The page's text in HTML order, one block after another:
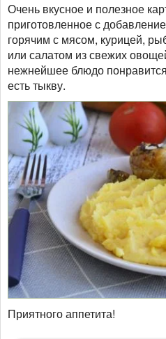
Очень вкусное и полезное
приготовленное с
горячим с мясом, курицей,
или салатом из свежих
нежнейшее блюдо
есть тыкву.
Приятного аппетита!